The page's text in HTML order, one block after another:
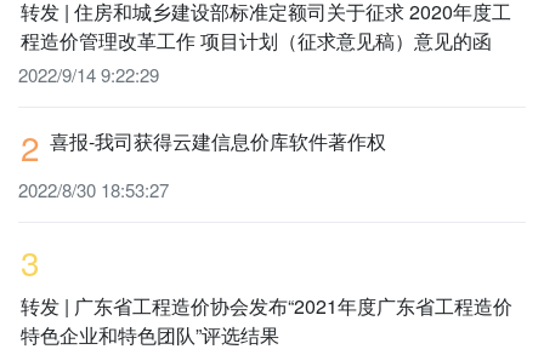
转发 | 住房和城乡建设部标准定额司关于征求 2020年度工
程造价管理改革工作 项目计划（征求意见稿）意见的函
2022/9/14 9:22:29
2 喜报-我司获得云建信息价库软件著作权
2022/8/30 18:53:27
3
转发 | 广东省工程造价协会发布“2021年度广东省工程造价
特色企业和特色团队”评选结果